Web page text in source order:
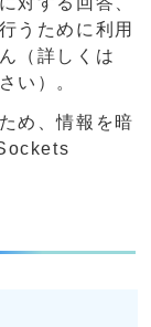
うために利用
（詳しくは
い）。
め、情報を暗